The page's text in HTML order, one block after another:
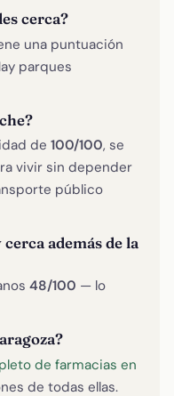
cerca?
una puntuación
parques
de 100/100, se
vivir sin depender
público
además de la
48/100 — lo
de farmacias en
de todas ellas.